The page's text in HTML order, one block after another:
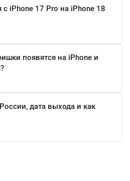
с iPhone 17 Pro на iPhone 18
появятся на iPhone и
дата выхода и как